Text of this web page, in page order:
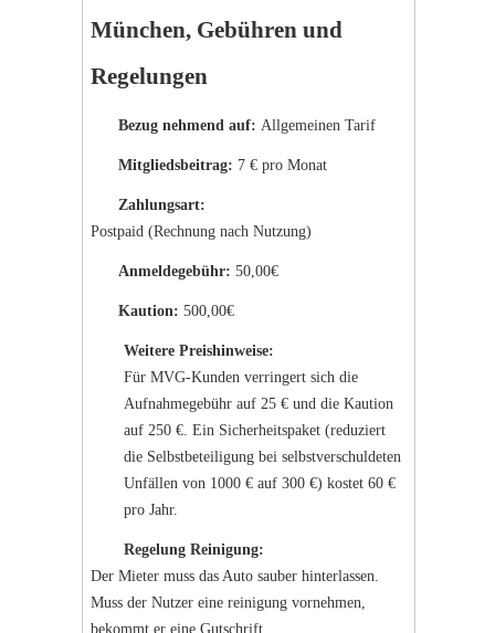
München, Gebühren und
Regelungen
Bezug nehmend auf: Allgemeinen Tarif
Mitgliedsbeitrag: 7 € pro Monat
Zahlungsart:
Postpaid (Rechnung nach Nutzung)
Anmeldegebühr: 50,00€
Kaution: 500,00€
Weitere Preishinweise:
Für MVG-Kunden verringert sich die
Aufnahmegebühr auf 25 € und die Kaution
auf 250 €. Ein Sicherheitspaket (reduziert
die Selbstbeteiligung bei selbstverschuldeten
Unfällen von 1000 € auf 300 €) kostet 60 €
pro Jahr.
Regelung Reinigung:
Der Mieter muss das Auto sauber hinterlassen.
Muss der Nutzer eine reinigung vornehmen,
bekommt er eine Gutschrift.